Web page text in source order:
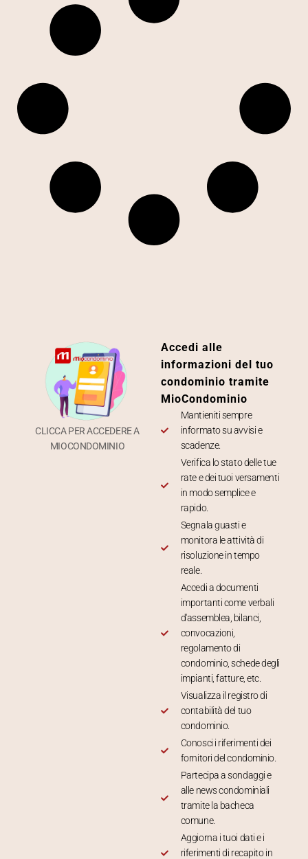
CLICCA PER ACCEDERE A
MIOCONDOMINIO
Accedi alle
informazioni del tuo
condominio tramite
MioCondominio
Mantieniti sempre
informato su avvisi e
scadenze.
Verifica lo stato delle tue
rate e dei tuoi versamenti
in modo semplice e
rapido.
Segnala guasti e
monitora le attività di
risoluzione in tempo
reale.
Accedi a documenti
importanti come verbali
d'assemblea, bilanci,
convocazioni,
regolamento di
condominio, schede degli
impianti, fatture, etc.
Visualizza il registro di
contabilità del tuo
condominio.
Conosci i riferimenti dei
fornitori del condominio.
Partecipa a sondaggi e
alle news condominiali
tramite la bacheca
comune.
Aggiorna i tuoi dati e i
riferimenti di recapito in